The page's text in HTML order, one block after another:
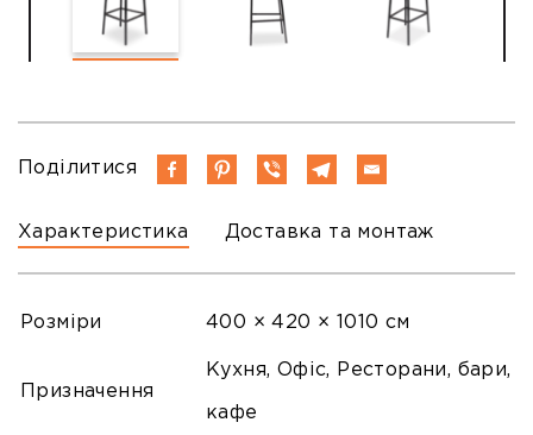
Характеристика Доставка та монтаж
Поділитися
Розміри 400 × 420 × 1010 см
Призначення
Кухня, Офіс, Ресторани, бари,
кафе